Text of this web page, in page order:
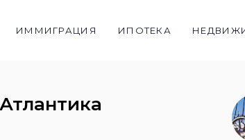
ИММИГРАЦИЯ ИПОТЕКА